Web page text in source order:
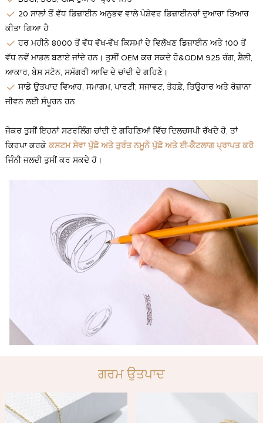
20 ਸਾਲਾਂ ਤੋਂ ਵੱਧ ਡਿਜ਼ਾਈਨ ਅਨੁਭਵ ਵਾਲੇ ਪੇਸ਼ੇਵਰ ਡਿਜ਼ਾਈਨਰਾਂ ਦੁਆਰਾ ਤਿਆਰ
ਕੀਤਾ ਗਿਆ ਹੈ
ਹਰ ਮਹੀਨੇ 8000 ਤੋਂ ਵੱਧ ਵੱਖ-ਵੱਖ ਕਿਸਮਾਂ ਦੇ ਵਿਲੱਖਣ ਡਿਜ਼ਾਈਨ ਅਤੇ 100 ਤੋਂ
ਵੱਧ ਨਵੇਂ ਮਾਡਲ ਬਣਾਏ ਜਾਂਦੇ ਹਨ। ਤੁਸੀਂ OEM ਕਰ ਸਕਦੇ ਹੋ&ODM 925 ਰੰਗ, ਸ਼ੈਲੀ,
ਆਕਾਰ, ਬੇਸ ਸਟੋਨ, ​​ਸਮੱਗਰੀ ਆਦਿ ਦੇ ਚਾਂਦੀ ਦੇ ਗਹਿਣੇ।
ਸਾਡੇ ਉਤਪਾਦ ਵਿਆਹ, ਸਮਾਗਮ, ਪਾਰਟੀ, ਸਜਾਵਟ, ਤੋਹਫ਼ੇ, ਤਿਉਹਾਰ ਅਤੇ ਰੋਜ਼ਾਨਾ
ਜੀਵਨ ਲਈ ਸੰਪੂਰਨ ਹਨ.
ਜੇਕਰ ਤੁਸੀਂ ਇਹਨਾਂ ਸਟਰਲਿੰਗ ਚਾਂਦੀ ਦੇ ਗਹਿਣਿਆਂ ਵਿੱਚ ਦਿਲਚਸਪੀ ਰੱਖਦੇ ਹੋ, ਤਾਂ
ਕਿਰਪਾ ਕਰਕੇ ਕਸਟਮ ਸੇਵਾ ਪੁੱਛੋ ਅਤੇ ਤੁਰੰਤ ਨਮੂਨੇ ਪੁੱਛੋ ਅਤੇ ਈ-ਕੈਟਲਾਗ ਪ੍ਰਾਪਤ ਕਰੋ
ਜਿੰਨੀ ਜਲਦੀ ਤੁਸੀਂ ਕਰ ਸਕਦੇ ਹੋ।
ਗਰਮ ਉਤਪਾਦ